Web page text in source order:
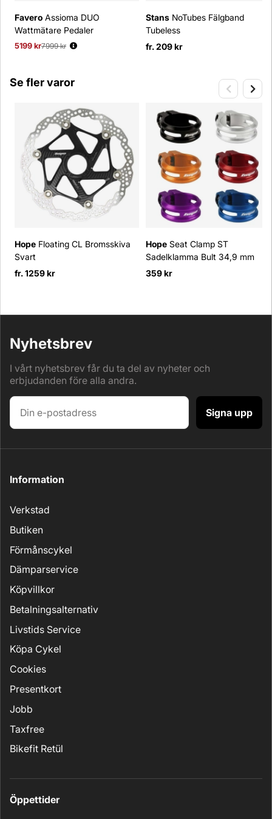
Favero Assioma DUO
Wattmätare Pedaler
5199 kr
Ordinarie pris:
7999 kr
Stans NoTubes Fälgband
Tubeless
fr. 209 kr
Se fler varor
Hope Floating CL Bromsskiva
Svart
fr. 1259 kr
Hope Seat Clamp ST
Sadelklamma Bult 34,9 mm
359 kr
Nyhetsbrev
I vårt nyhetsbrev får du ta del av nyheter och
erbjudanden före alla andra.
Signa upp
Information
Verkstad
Butiken
Förmånscykel
Dämparservice
Köpvillkor
Betalningsalternativ
Livstids Service
Köpa Cykel
Cookies
Presentkort
Jobb
Taxfree
Bikefit Retül
Öppettider